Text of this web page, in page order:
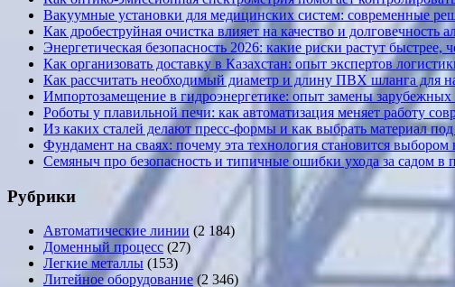
Вакуумные установки для медицинских систем: современные
Как дробеструйная очистка влияет на качество и долговечность
Энергетическая безопасность 2026: какие риски растут
Как организовать доставку в Казахстан: опыт экспертов
Как рассчитать необходимый диаметр и длину ПВХ шланга для
Импортозамещение в гидроэнергетике: опыт замены
Роботы у плавильной печи: как автоматизация меняет работу
Из каких сталей делают пресс-формы и как выбрать материал
Фундамент на сваях: почему эта технология становится выбором
Семяныч про безопасность и типичные ошибки ухода за садом в
Рубрики
Автоматические линии (2 184)
Доменный процесс (27)
Легкие металлы (153)
Литейное оборудование (2 346)